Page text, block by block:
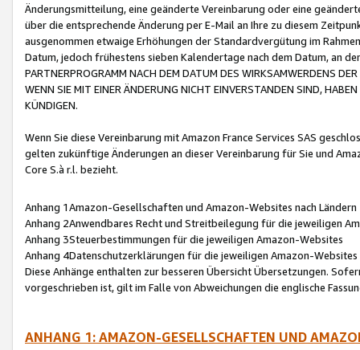
Änderungsmitteilung, eine geänderte Vereinbarung oder eine
über die entsprechende Änderung per E-Mail an Ihre zu diesem
ausgenommen etwaige Erhöhungen der Standardvergütung im
Datum, jedoch frühestens sieben Kalendertage nach dem Datum, an
PARTNERPROGRAMM NACH DEM DATUM DES WIRKSAMWERDENS
WENN SIE MIT EINER ÄNDERUNG NICHT EINVERSTANDEN SIND,
KÜNDIGEN.
Wenn Sie diese Vereinbarung mit Amazon France Services SAS
gelten zukünftige Änderungen an dieser Vereinbarung für Sie und
Core S.à r.l. bezieht.
Anhang 1Amazon-Gesellschaften und Amazon-Websites nach Ländern
Anhang 2Anwendbares Recht und Streitbeilegung für die jeweiligen
Anhang 3Steuerbestimmungen für die jeweiligen Amazon-Websites
Anhang 4Datenschutzerklärungen für die jeweiligen Amazon-Websites
Diese Anhänge enthalten zur besseren Übersicht Übersetzungen.
vorgeschrieben ist, gilt im Falle von Abweichungen die englische
ANHANG 1: AMAZON-GESELLSCHAFTEN UND